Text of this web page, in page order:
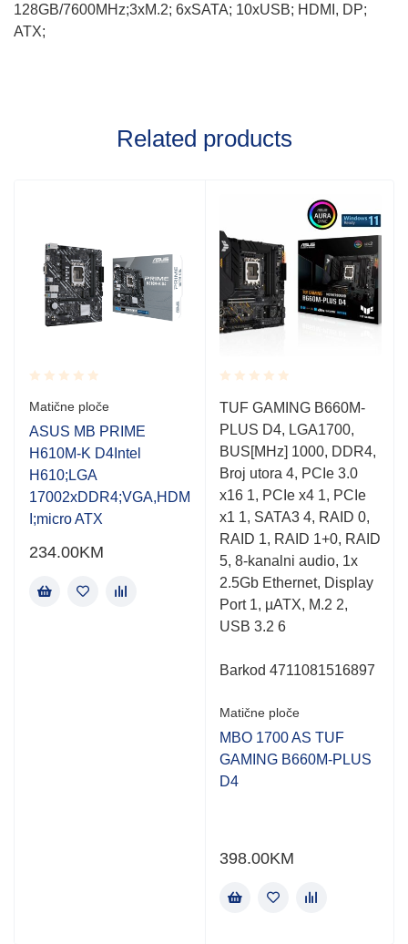
128GB/7600MHz;3xM.2; 6xSATA; 10xUSB; HDMI, DP;
ATX;
Related products
Rated
0.001
out
of
5
Matične ploče
ASUS MB PRIME
H610M-K D4Intel
H610;LGA
17002xDDR4;VGA,HDM
I;micro ATX
234.00KM
Rated
0.001
out
of
5
TUF GAMING B660M-
PLUS D4, LGA1700,
BUS[MHz] 1000, DDR4,
Broj utora 4, PCIe 3.0
x16 1, PCIe x4 1, PCIe
x1 1, SATA3 4, RAID 0,
RAID 1, RAID 1+0, RAID
5, 8-kanalni audio, 1x
2.5Gb Ethernet, Display
Port 1, µATX, M.2 2,
USB 3.2 6
Barkod 4711081516897
Matične ploče
MBO 1700 AS TUF
GAMING B660M-PLUS
D4
398.00KM